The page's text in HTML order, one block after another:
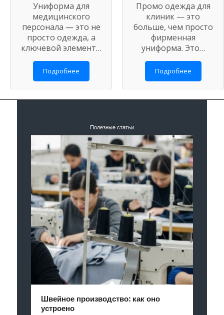
Униформа для
медицинского
персонала — это не
просто одежда, а
ключевой элемент…
Подробнее
Промо одежда для
клиник — это
больше, чем просто
фирменная
униформа. Это…
Подробнее
Полезные статьи
Швейное производство: как оно
устроено